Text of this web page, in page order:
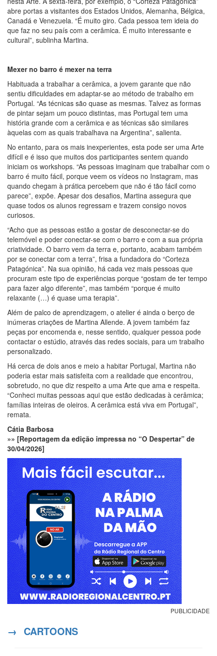
abre portas a visitantes dos Estados Unidos, Alemanha, Bélgica,
Canadá e Venezuela. “É muito giro. Cada pessoa tem ideia do
que faz no seu país com a cerâmica. É muito interessante e
cultural”, sublinha Martina.
Mexer no barro é mexer na terra
Habituada a trabalhar a cerâmica, a jovem garante que não
sentiu dificuldades em adaptar-se ao método de trabalho em
Portugal. “As técnicas são quase as mesmas. Talvez as formas
de pintar sejam um pouco distintas, mas Portugal tem uma
história grande com a cerâmica e as técnicas são similares
àquelas com as quais trabalhava na Argentina”, salienta.
No entanto, para os mais inexperientes, esta pode ser uma Arte
difícil e é isso que muitos dos participantes sentem quando
iniciam os workshops. “As pessoas imaginam que trabalhar com o
barro é muito fácil, porque veem os vídeos no Instagram, mas
quando chegam à prática percebem que não é tão fácil como
parece”, expõe. Apesar dos desafios, Martina assegura que
quase todos os alunos regressam e trazem consigo novos
curiosos.
“Acho que as pessoas estão a gostar de desconectar-se do
telemóvel e poder conectar-se com o barro e com a sua própria
criatividade. O barro vem da terra e, portanto, acabam também
por se conectar com a terra”, frisa a fundadora do “Corteza
Patagónica”. Na sua opinião, há cada vez mais pessoas que
procuram este tipo de experiências porque “gostam de ter tempo
para fazer algo diferente”, mas também “porque é muito
relaxante (…) é quase uma terapia”.
Além de palco de aprendizagem, o atelier é ainda o berço de
inúmeras criações de Martina Allende. A jovem também faz
peças por encomenda e, nesse sentido, qualquer pessoa pode
contactar o estúdio, através das redes sociais, para um trabalho
personalizado.
Há cerca de dois anos e meio a habitar Portugal, Martina não
poderia estar mais satisfeita com a realidade que encontrou,
sobretudo, no que diz respeito a uma Arte que ama e respeita.
“Conheci muitas pessoas aqui que estão dedicadas à cerâmica;
famílias inteiras de oleiros. A cerâmica está viva em Portugal”,
remata.
Cátia Barbosa
»» [Reportagem da edição impressa no “O Despertar” de
30/04/2026]
PUBLICIDADE
→ CARTOONS